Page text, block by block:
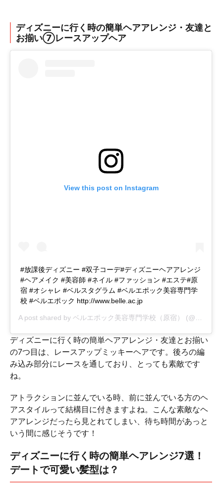
ディズニーに行く時の簡単ヘアアレンジ・友達と
お揃い⑦レースアップヘア
View this post on Instagram
#放課後ディズニー #双子コーデ#ディズニーヘアアレンジ
#ヘアメイク #美容師 #ネイル #ファッション #エステ#原
宿 #オシャレ #ベルスタグラム #ベルエポック美容専門学
校 #ベルエポック http://www.belle.ac.jp
A post shared by ベルエポック美容専門学校（原宿） (@belle_harajuku) on
ディズニーに行く時の簡単ヘアアレンジ・友達とお揃い
の7つ目は、レースアップミッキーヘアです。後ろの編
み込み部分にレースを通しており、とっても素敵です
ね。
アトラクションに並んでいる時、前に並んでいる方のヘ
アスタイルって結構目に付きますよね。こんな素敵なヘ
アアレンジだったら見とれてしまい、待ち時間があっと
いう間に感じそうです！
ディズニーに行く時の簡単ヘアレンジ7選！
デートで可愛い髪型は？